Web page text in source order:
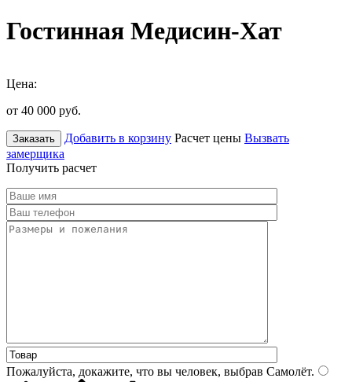
Гостинная Медисин-Хат
Цена:
от 40 000 руб.
Заказать Добавить в корзину Расчет цены Вызвать
замерщика
Получить расчет
Пожалуйста, докажите, что вы человек, выбрав Самолёт.